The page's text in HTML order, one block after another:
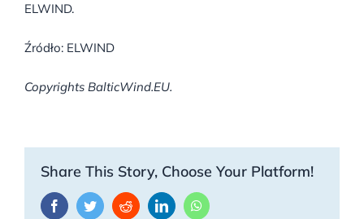
ELWIND.
Źródło: ELWIND
Copyrights BalticWind.EU.
Share This Story, Choose Your Platform!
FacebookTwitterRedditLinkedInWhatsApp